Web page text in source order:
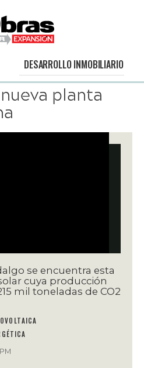
DESARROLLO INMOBILIARIO
planta
se encuentra esta
cuya producción
mil toneladas de CO2